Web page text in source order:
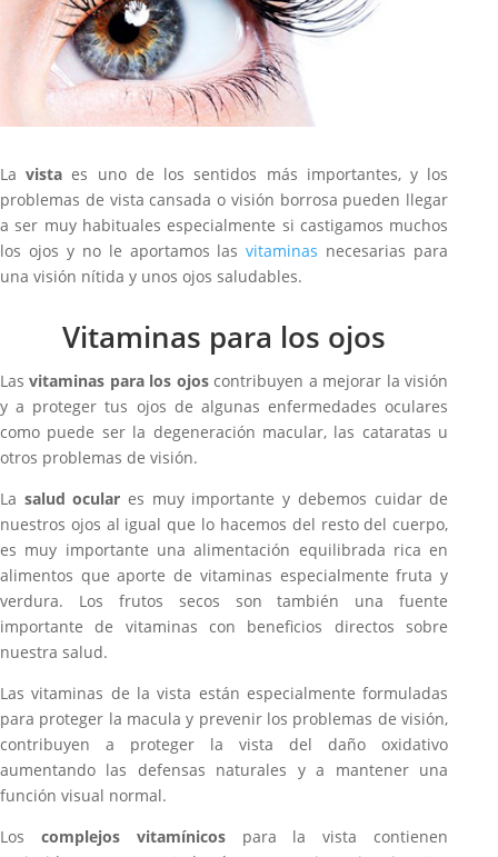
Lavista es uno de los sentidos más importantes, y los
problemas de vista cansada o visión borrosa pueden llegar
a ser muy habituales especialmente si castigamos muchos
los ojos y no le aportamos lasvitaminas necesarias para
una visión nítida y unos ojos saludables.
Vitaminas para los ojos
Lasvitaminas para los ojoscontribuyen a mejorar la visión
y a proteger tus ojos de algunas enfermedades oculares
como puede ser la degeneración macular, las cataratas u
otros problemas de visión.
La salud ocular es muy importante y debemos cuidar de
nuestros ojos al igual que lo hacemos del resto del cuerpo,
es muy importante una alimentación equilibrada rica en
alimentos que aporte de vitaminas especialmente fruta y
verdura. Los frutos secos son también una fuente
importante de vitaminas con beneficios directos sobre
nuestra salud.
Las vitaminas de la vista están especialmente formuladas
para proteger la macula y prevenir los problemas de visión,
contribuyen a proteger la vista del daño oxidativo
aumentando las defensas naturales y a mantener una
función visual normal.
Los complejos vitamínicospara la vista contienen